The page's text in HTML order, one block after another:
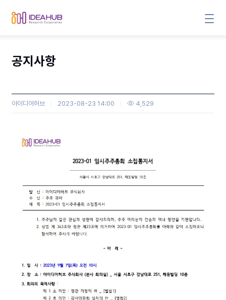
공지사항
아이디어허브 2023-08-23 14:00
4,529